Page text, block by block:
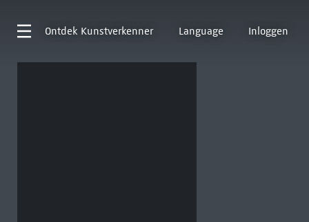
Ontdek Kunstverkenner Language Inloggen